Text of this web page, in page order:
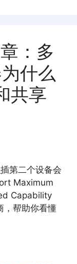
：多
什么
共享
第二个设备会
Maximum
Capability
，帮助你看懂